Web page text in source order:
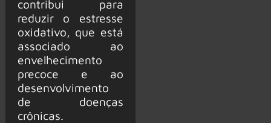
contribui para
reduzir o estresse
oxidativo, que está
associado ao
envelhecimento
precoce e ao
desenvolvimento
de doenças
crônicas.